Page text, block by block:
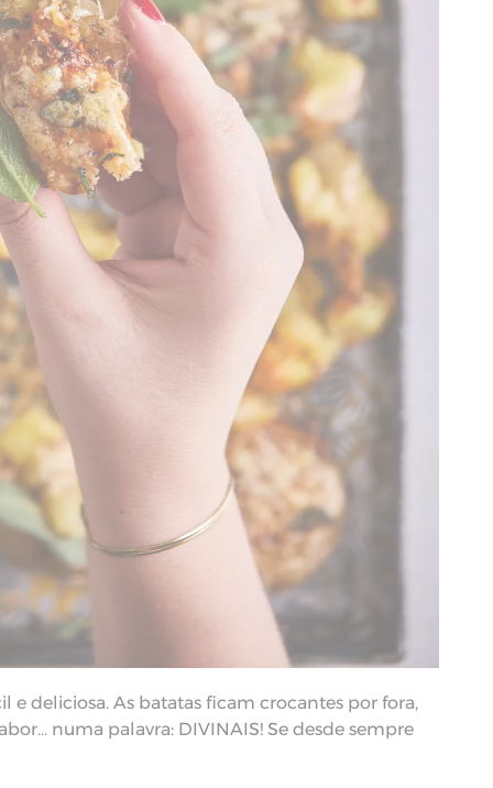
e deliciosa. As batatas ficam crocantes por fora,
numa palavra: DIVINAIS! Se desde sempre